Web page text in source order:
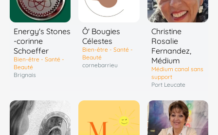
Energy's Stones
-corinne
Schoeffer
Bien-être - Santé -
Beauté
Brignais
Ô' Bougies
Célestes
Bien-être - Santé -
Beauté
cornebarrieu
Christine
Rosalie
Fernandez,
Médium
Médium canal sans
support
Port Leucate